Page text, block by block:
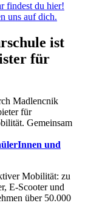
findest du hier!
uns auf dich.
ist
für
Madlencnik
für
Gemeinsam
und
Mobilität: zu
E-Scooter und
über 50.000